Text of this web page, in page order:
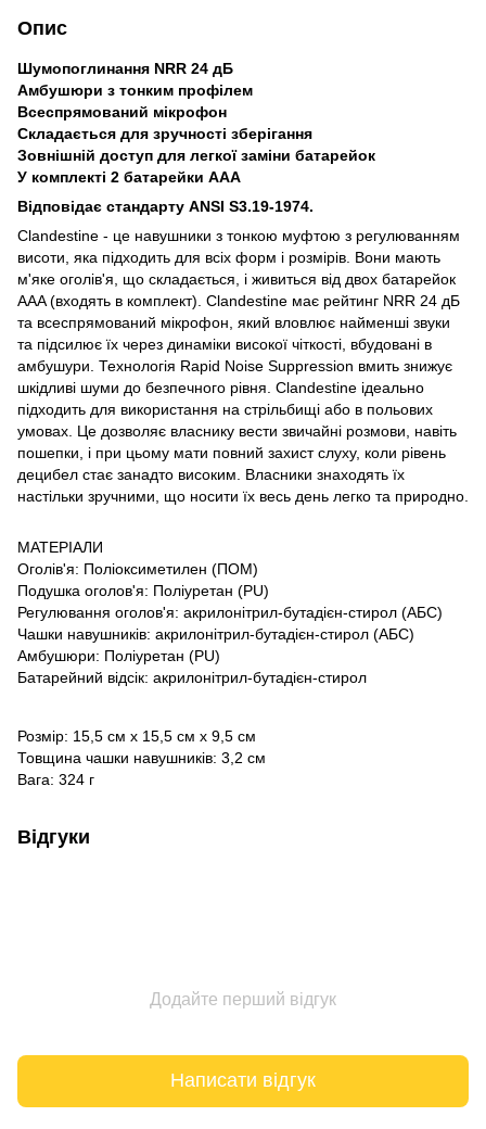
Опис
Шумопоглинання NRR 24 дБ
Амбушюри з тонким профілем
Всеспрямований мікрофон
Складається для зручності зберігання
Зовнішній доступ для легкої заміни батарейок
У комплекті 2 батарейки ААА
Відповідає стандарту ANSI S3.19-1974.
Clandestine - це навушники з тонкою муфтою з регулюванням
висоти, яка підходить для всіх форм і розмірів. Вони мають
м'яке оголів'я, що складається, і живиться від двох батарейок
AAA (входять в комплект). Clandestine має рейтинг NRR 24 дБ
та всеспрямований мікрофон, який вловлює найменші звуки
та підсилює їх через динаміки високої чіткості, вбудовані в
амбушури. Технологія Rapid Noise Suppression вмить знижує
шкідливі шуми до безпечного рівня. Clandestine ідеально
підходить для використання на стрільбищі або в польових
умовах. Це дозволяє власнику вести звичайні розмови, навіть
пошепки, і при цьому мати повний захист слуху, коли рівень
децибел стає занадто високим. Власники знаходять їх
настільки зручними, що носити їх весь день легко та природно.
МАТЕРІАЛИ
Оголів'я: Поліоксиметилен (ПОМ)
Подушка оголов'я: Поліуретан (PU)
Регулювання оголов'я: акрилонітрил-бутадієн-стирол (АБС)
Чашки навушників: акрилонітрил-бутадієн-стирол (АБС)
Амбушюри: Поліуретан (PU)
Батарейний відсік: акрилонітрил-бутадієн-стирол
Розмір: 15,5 см х 15,5 см х 9,5 см
Товщина чашки навушників: 3,2 см
Вага: 324 г
Відгуки
Додайте перший відгук
Написати відгук